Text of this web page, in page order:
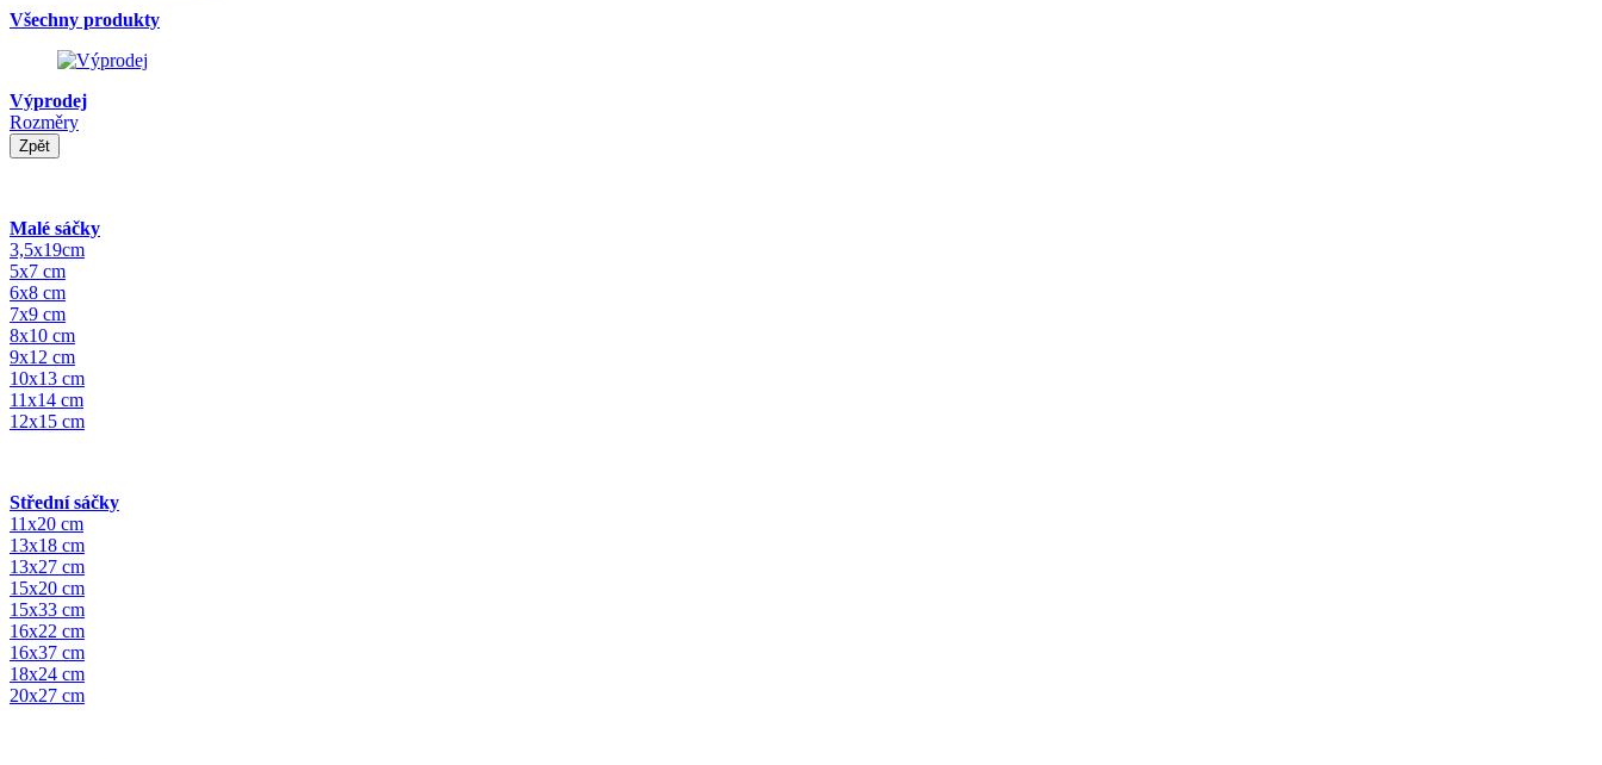
Všechny produkty
Výprodej
Rozměry
Zpět
Malé sáčky
3,5x19cm
5x7 cm
6x8 cm
7x9 cm
8x10 cm
9x12 cm
10x13 cm
11x14 cm
12x15 cm
Střední sáčky
11x20 cm
13x18 cm
13x27 cm
15x20 cm
15x33 cm
16x22 cm
16x37 cm
18x24 cm
20x27 cm